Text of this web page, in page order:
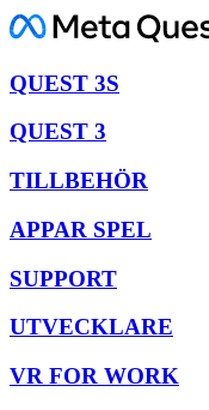
QUEST 3S
QUEST 3
TILLBEHÖR
APPAR SPEL
SUPPORT
UTVECKLARE
VR FOR WORK